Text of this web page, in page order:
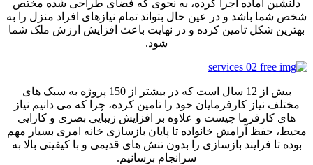
دلنشین آماده اجرا کرده، به نحوی که فضای طراحی شده مختص
شخص شما باشد و در عین حال بتواند تمام نیازهای افراد منزل را به
بهترین شکل تامین کرده و در نهایت باعث افزایش ارزش ملک شما
شود.
بیش از 12 سال است که در بیشتر از 150 پروژه به سبک های
مختلف نیاز کارفرمایان خود را تامین کرده، چرا که می دانیم نیاز
های کارفرما چیست و علاوه بر افزایش زیبایی بصری و کارایی
محیط، حفظ آرامش خانواده تا پایان بازسازی خانه امری بسیار مهم
بوده تا فرایند بازسازی را بدون تنش های قدیمی و با کیفیتی بالا به
سرانجام برسانیم.